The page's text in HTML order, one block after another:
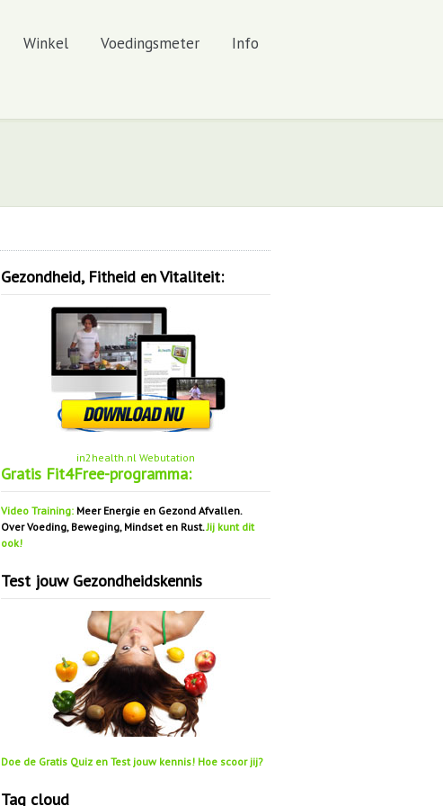
Winkel Voedingsmeter Info
Gezondheid, Fitheid en Vitaliteit:
in2health.nl Webutation
Gratis Fit4Free-programma:
Video Training: Meer Energie en Gezond Afvallen.
Over Voeding, Beweging, Mindset en Rust.Jij kunt dit
ook!
Test jouw Gezondheidskennis
Doe de Gratis Quiz en Test jouw kennis! Hoe scoor jij?
Tag cloud